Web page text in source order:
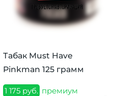
Табак Must Have
Pinkman 125 грамм
1 175 руб. премиум